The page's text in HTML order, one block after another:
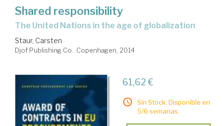
Shared responsibility
The United Nations in the age of globalization
Staur, Carsten
Djof Publishing Co.. Copenhagen, 2014
61,62 €
Sin Stock. Disponible en
5/6 semanas.